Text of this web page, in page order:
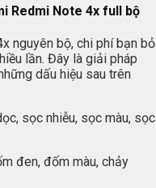
Redmi Note 4x full bộ
nguyên bộ, chi phí bạn bỏ
lần. Đây là giải pháp
dấu hiệu sau trên
sọc nhiễu, sọc màu, sọc
đen, đốm màu, chảy